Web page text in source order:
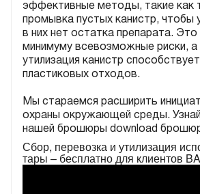
эффективные методы, такие как
промывка пустых канистр, чтобы
в них нет остатка препарата.
минимуму всевозможные риски,
утилизация канистр
пластиковых отходов.
Мы стараемся расширить
охраны окружающей среды.
нашей брошюры download
Сбор, перевозка и утилизация
тары – бесплатно для клиентов